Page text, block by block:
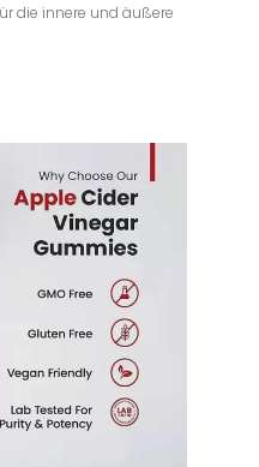
die innere und äußere